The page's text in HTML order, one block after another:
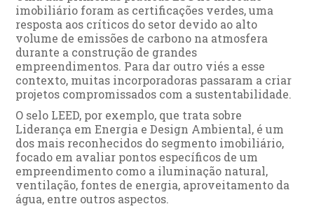
imobiliário foram as certificações verdes, uma
resposta aos críticos do setor devido ao alto
volume de emissões de carbono na atmosfera
durante a construção de grandes
empreendimentos. Para dar outro viés a esse
contexto, muitas incorporadoras passaram a criar
projetos compromissados com a sustentabilidade.
O selo LEED, por exemplo, que trata sobre
Liderança em Energia e Design Ambiental, é um
dos mais reconhecidos do segmento imobiliário,
focado em avaliar pontos específicos de um
empreendimento como a iluminação natural,
ventilação, fontes de energia, aproveitamento da
água, entre outros aspectos.